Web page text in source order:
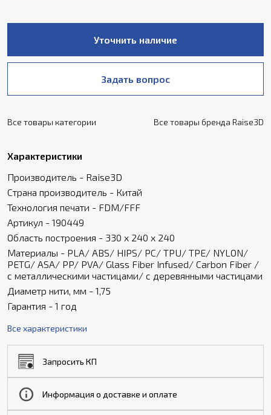
Уточнить наличие
Задать вопрос
Все товары категории Все товары бренда Raise3D
Характеристики
Производитель - Raise3D
Страна производитель - Китай
Технология печати - FDM/FFF
Артикул - 190449
Область построения - 330 х 240 х 240
Материалы - PLA/ ABS/ HIPS/ PC/ TPU/ TPE/ NYLON/
PETG/ ASA/ PP/ PVA/ Glass Fiber Infused/ Carbon Fiber /
с металлическими частицами/ с деревянными частицами
Диаметр нити, мм - 1,75
Гарантия - 1 год
Все характеристики
Запросить КП
Информация о доставке и оплате